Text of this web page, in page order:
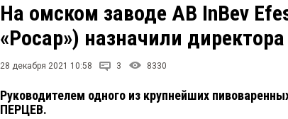
На омском заводе AB InBev
«Росар») назначили директора
28 декабря 2021 10:58 3 8330
Руководителем одного из крупнейших
ПЕРЦЕВ.